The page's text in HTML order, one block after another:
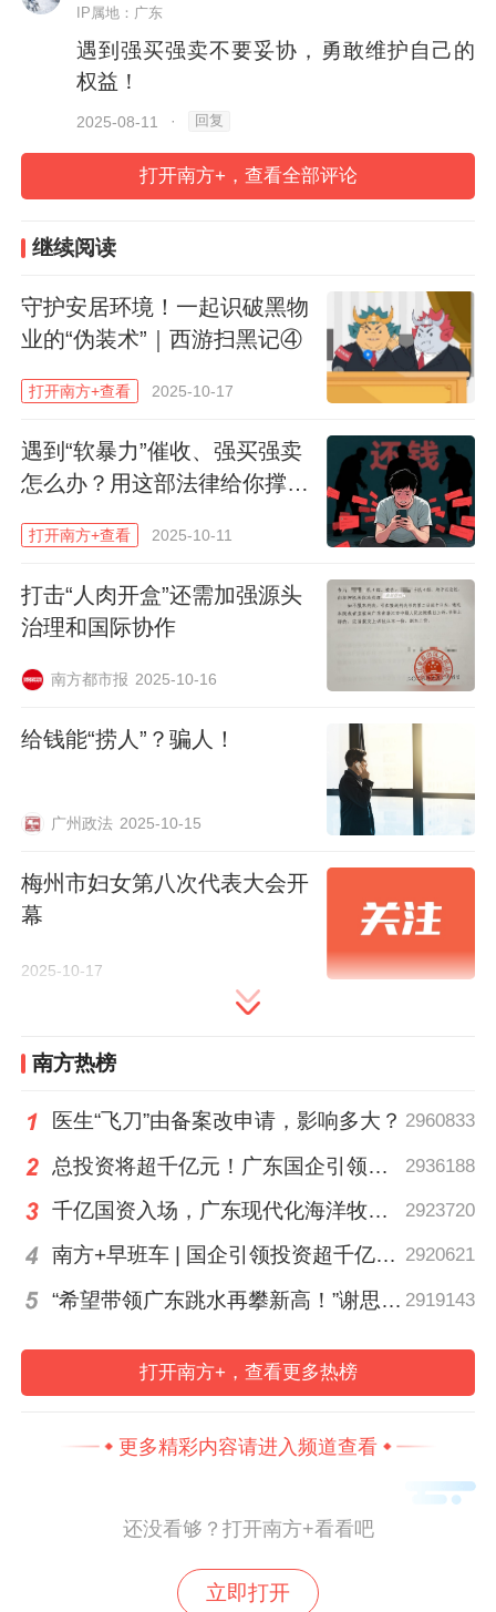
黑恶势力盘踞市场，普通人举报有用吗？
点击观看《西游扫黑记》第二集，共同聚焦
欺行霸市、强买强卖、收取保护费的行霸、
市霸等黑恶势力，一起识破“黑恶套路”，勇
设计：钟雨晴
南方日报、南方+客户端原创，未经授权不得
编辑 毛敏
张帆
情系城镇乡野。
联系TA
龚菊
联系TA
70
分享到：
IP属地：广东
遇到强买强卖不要妥协，勇敢维护自己的
权益！
2025-08-11 · 回复
打开南方+，查看全部评论
继续阅读
守护安居环境！一起识破黑物
业的“伪装术”｜西游扫黑记④
打开南方+查看 2025-10-17
遇到“软暴力”催收、强买强卖
怎么办？用这部法律给你撑腰​
打开南方+查看 2025-10-11
打击“人肉开盒”还需加强源头
治理和国际协作
南方都市报 2025-10-16
给钱能“捞人”？骗人！
广州政法 2025-10-15
梅州市妇女第八次代表大会开
幕
2025-10-17
南方热榜
医生“飞刀”由备案改申请，影响多大？ 2960833
总投资将超千亿元！广东国企引领现代化海洋牧场建设 2936188
千亿国资入场，广东现代化海洋牧场建设进入2.0时代｜聊点政经事 2923720
南方+早班车 | 国企引领投资超千亿！广东现代化海洋牧场建设提速 2920621
“希望带领广东跳水再攀新高！”谢思埸将亮相省运会开幕式 2919143
打开南方+，查看更多热榜
更多精彩内容请进入频道查看
还没看够？打开南方+看看吧
立即打开